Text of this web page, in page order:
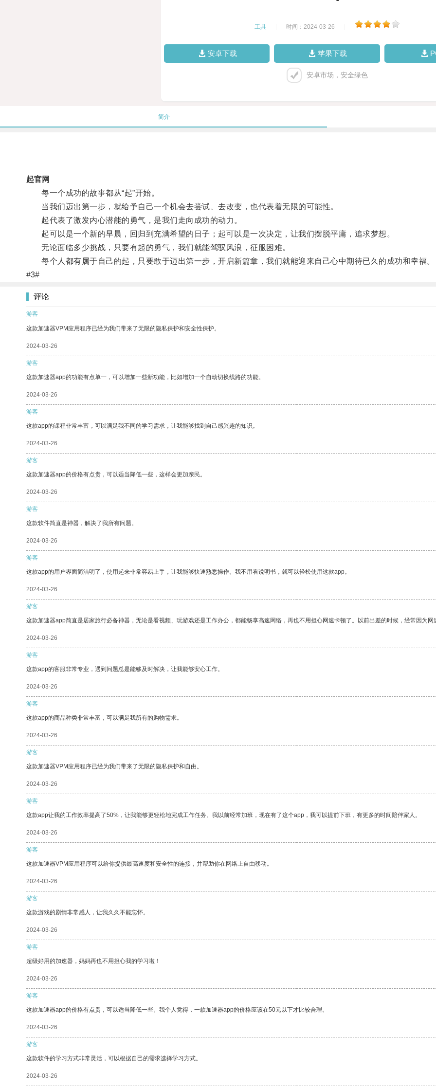
工具 时间：2024-03-26
安卓下载 苹果下载
安卓市场，安全绿色
简介
起官网
每一个成功的故事都从“起”开始。
当我们迈出第一步，就给予自己一个机会去尝试、去改变，也代表着无限的可能性。
起代表了激发内心潜能的勇气，是我们走向成功的动力。
起可以是一个新的早晨，回归到充满希望的日子；起可以是一次决定，让我们摆脱平庸，追求梦想。
无论面临多少挑战，只要有起的勇气，我们就能驾驭风浪，征服困难。
每个人都有属于自己的起，只要敢于迈出第一步，开启新篇章，我们就能迎来自己心中期待已久的成功和幸福。
#3#
评论
游客
这款加速器VPM应用程序已经为我们带来了无限的隐私保护和安全性保护。
2024-03-26
游客
这款加速器app的功能有点单一，可以增加一些新功能，比如增加一个自动切换线路的功能。
2024-03-26
游客
这款app的课程非常丰富，可以满足我不同的学习需求，让我能够找到自己感兴趣的知识。
2024-03-26
游客
这款加速器app的价格有点贵，可以适当降低一些，这样会更加亲民。
2024-03-26
游客
这款软件简直是神器，解决了我所有问题。
2024-03-26
游客
这款app的用户界面简洁明了，使用起来非常容易上手，让我能够快速熟悉操作。我不用看说明书，就可以轻松使用这款app。
2024-03-26
游客
这款加速器app简直是居家旅行必备神器，无论是看视频、玩游戏还是工作办公，都能畅享高速网络，再也不用担心网速卡顿了。以前出差的时候，经常因为
2024-03-26
游客
这款app的客服非常专业，遇到问题总是能够及时解决，让我能够安心工作。
2024-03-26
游客
这款app的商品种类非常丰富，可以满足我所有的购物需求。
2024-03-26
游客
这款加速器VPM应用程序已经为我们带来了无限的隐私保护和自由。
2024-03-26
游客
这款app让我的工作效率提高了50%，让我能够更轻松地完成工作任务。我以前经常加班，现在有了这个app，我可以提前下班，有更多的时间陪伴家人。
2024-03-26
游客
这款加速器VPM应用程序可以给你提供最高速度和安全性的连接，并帮助你在网络上自由移动。
2024-03-26
游客
这款游戏的剧情非常感人，让我久久不能忘怀。
2024-03-26
游客
超级好用的加速器，妈妈再也不用担心我的学习啦！
2024-03-26
游客
这款加速器app的价格有点贵，可以适当降低一些。我个人觉得，一款加速器app的价格应该在50元以下才比较合理。
2024-03-26
游客
这款软件的学习方式非常灵活，可以根据自己的需求选择学习方式。
2024-03-26